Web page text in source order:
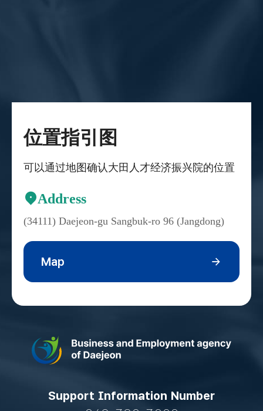
位置指引图
可以通过地图确认大田人才经济振兴院的位置
Address
(34111) Daejeon-gu Sangbuk-ro 96 (Jangdong)
Map
Support Information Number